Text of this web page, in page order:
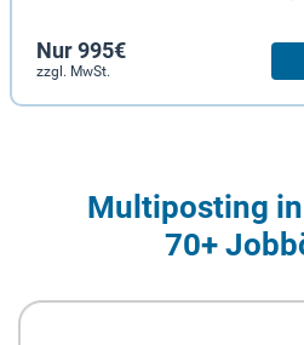
Nur 995€
zzgl. MwSt.
Multiposting
70+